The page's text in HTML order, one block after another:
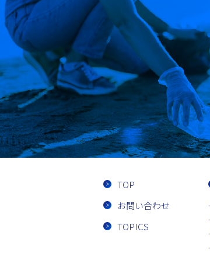
TOP
お問い合わせ
TOPICS